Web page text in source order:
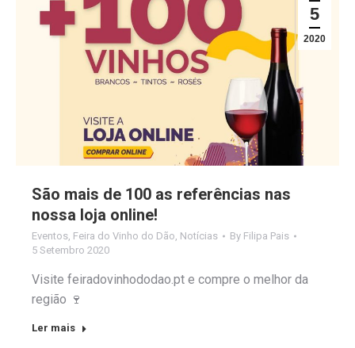
5
2020
São mais de 100 as referências nas
nossa loja online!
Eventos Feira do Vinho do Dão Notícias By Filipa Pais
5 Setembro 2020
Visite feiradovinhododao.pt e compre o melhor da
região 🍷
Ler mais